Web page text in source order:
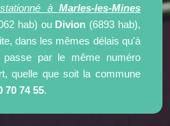
à Marles-les-Mines
hab) ou Divion (6893 hab),
dans les mêmes délais qu'à
passe par le même numéro
quelle que soit la commune
70 74 55.